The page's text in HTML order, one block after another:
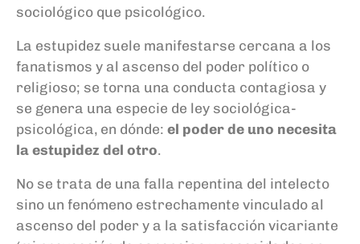
sociológico que psicológico.
La estupidez suele manifestarse cercana a los
fanatismos y al ascenso del poder político o
religioso; se torna una conducta contagiosa y
se genera una especie de ley sociológica-
psicológica, en dónde: el poder de uno necesita
la estupidez del otro.
No se trata de una falla repentina del intelecto
sino un fenómeno estrechamente vinculado al
ascenso del poder y a la satisfacción vicariante